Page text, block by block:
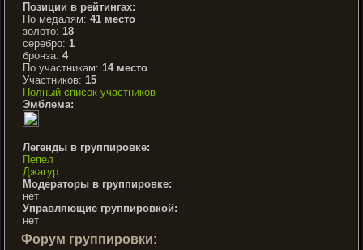
Позиции в рейтингах:
По медалям: 41 место
золото: 18
серебро: 1
бронза: 4
По участникам: 14 место
Участников: 15
Полный список участников
Эмблема:
Легенды в группировке:
Пепел
Джагур
Модераторы в группировке:
нет
Управляющие группировкой:
нет
Форум группировки: